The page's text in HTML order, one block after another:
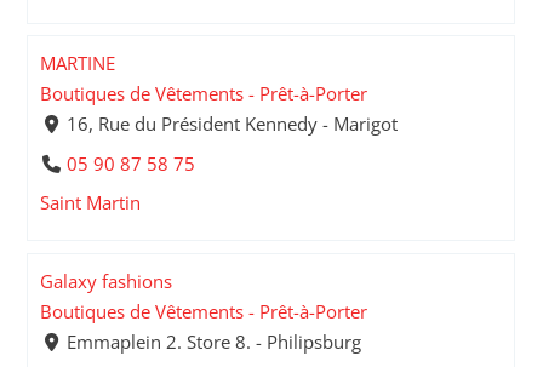
MARTINE
Boutiques de Vêtements - Prêt-à-Porter
16, Rue du Président Kennedy - Marigot
05 90 87 58 75
Saint Martin
Galaxy fashions
Boutiques de Vêtements - Prêt-à-Porter
Emmaplein 2. Store 8. - Philipsburg